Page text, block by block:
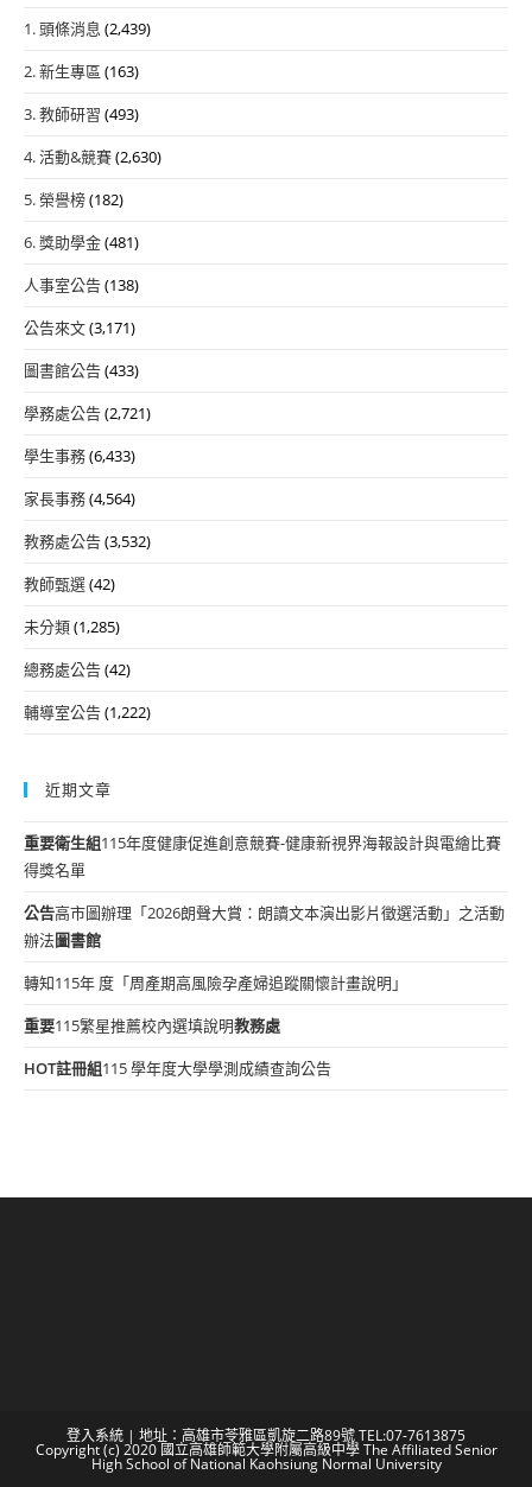
1. 頭條消息 (2,439)
2. 新生專區 (163)
3. 教師研習 (493)
4. 活動&競賽(2,630)
5. 榮譽榜(182)
6. 獎助學金(481)
人事室公告(138)
公告來文(3,171)
圖書館公告(433)
學務處公告(2,721)
學生事務(6,433)
家長事務(4,564)
教務處公告(3,532)
教師甄選(42)
未分類(1,285)
總務處公告(42)
輔導室公告(1,222)
近期文章
重要衛生組115年度健康促進創意競賽-健康新視界海報設計與電繪比賽
得獎名單
公告高市圖辦理「2026朗聲大賞：朗讀文本演出影片徵選活動」之活動
辦法圖書館
轉知115年 度「周產期高風險孕產婦追蹤關懷計畫說明」
重要115繁星推薦校內選填說明教務處
HOT註冊組115 學年度大學學測成績查詢公告
登入系統 | 地址：高雄市苓雅區凱旋二路89號 TEL:07-7613875
Copyright (c) 2020 國立高雄師範大學附屬高級中學 The Affiliated Senior
High School of National Kaohsiung Normal University